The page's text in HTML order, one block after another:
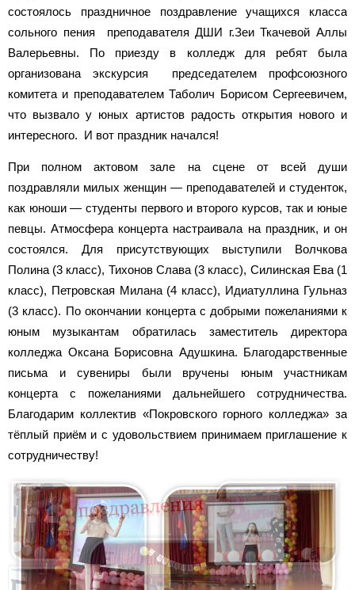
состоялось праздничное поздравление учащихся класса
сольного пения преподавателя ДШИ г.Зеи Ткачевой Аллы
Валерьевны. По приезду в колледж для ребят была
организована экскурсия председателем профсоюзного
комитета и преподавателем Таболич Борисом Сергеевичем,
что вызвало у юных артистов радость открытия нового и
интересного. И вот праздник начался!
При полном актовом зале на сцене от всей души
поздравляли милых женщин — преподавателей и студенток,
как юноши — студенты первого и второго курсов, так и юные
певцы. Атмосфера концерта настраивала на праздник, и он
состоялся. Для присутствующих выступили Волчкова
Полина (3 класс), Тихонов Слава (3 класс), Силинская Ева (1
класс), Петровская Милана (4 класс), Идиатуллина Гульназ
(3 класс). По окончании концерта с добрыми пожеланиями к
юным музыкантам обратилась заместитель директора
колледжа Оксана Борисовна Адушкина. Благодарственные
письма и сувениры были вручены юным участникам
концерта с пожеланиями дальнейшего сотрудничества.
Благодарим коллектив «Покровского горного колледжа» за
тёплый приём и с удовольствием принимаем приглашение к
сотрудничеству!